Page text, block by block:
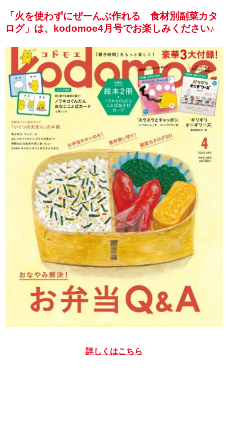
「火を使わずにぜーんぶ作れる 食材別副菜カタ
ログ」は、kodomoe4月号でお楽しみください♪
詳しくはこちら